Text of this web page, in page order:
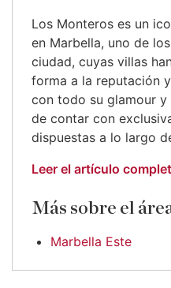
Los Monteros es un
en Marbella, uno de
ciudad, cuyas villas
forma a la reputación
con todo su glamour
de contar con
dispuestas a lo largo
Leer el artículo
Más sobre el
Marbella Este